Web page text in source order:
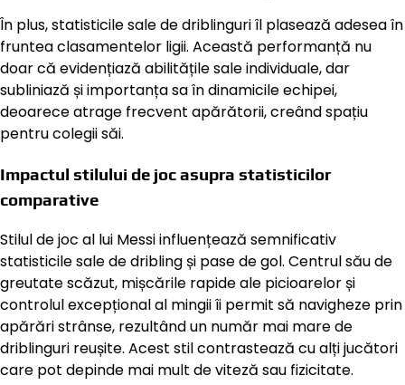
În plus, statisticile sale de driblinguri îl plasează adesea în
fruntea clasamentelor ligii. Această performanță nu
doar că evidențiază abilitățile sale individuale, dar
subliniază și importanța sa în dinamicile echipei,
deoarece atrage frecvent apărătorii, creând spațiu
pentru colegii săi.
Impactul stilului de joc asupra statisticilor
comparative
Stilul de joc al lui Messi influențează semnificativ
statisticile sale de dribling și pase de gol. Centrul său de
greutate scăzut, mișcările rapide ale picioarelor și
controlul excepțional al mingii îi permit să navigheze prin
apărări strânse, rezultând un număr mai mare de
driblinguri reușite. Acest stil contrastează cu alți jucători
care pot depinde mai mult de viteză sau fizicitate.